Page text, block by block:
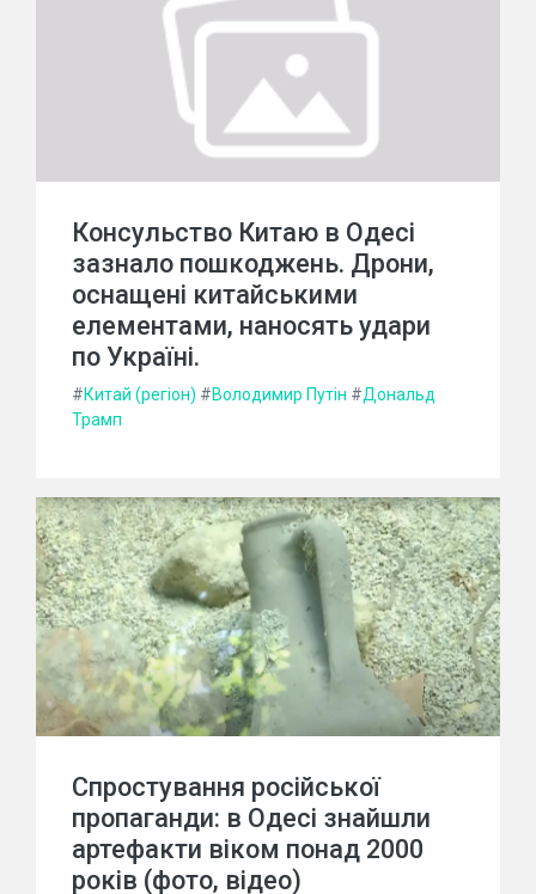
Консульство Китаю в Одесі
зазнало пошкоджень. Дрони,
оснащені китайськими
елементами, наносять удари
по Україні.
#Китай (регіон) #Володимир Путін #Дональд
Трамп
Спростування російської
пропаганди: в Одесі знайшли
артефакти віком понад 2000
років (фото, відео)